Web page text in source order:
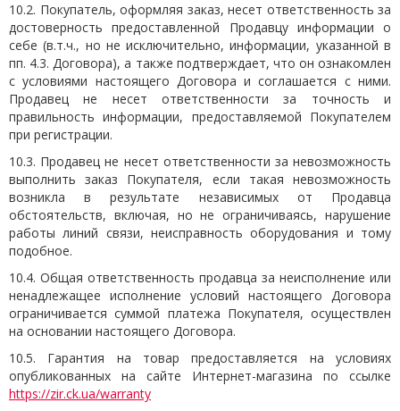
10.2. Покупатель, оформляя заказ, несет ответственность за
достоверность предоставленной Продавцу информации о
себе (в.т.ч., но не исключительно, информации, указанной в
пп. 4.3. Договора), а также подтверждает, что он ознакомлен
с условиями настоящего Договора и соглашается с ними.
Продавец не несет ответственности за точность и
правильность информации, предоставляемой Покупателем
при регистрации.
10.3. Продавец не несет ответственности за невозможность
выполнить заказ Покупателя, если такая невозможность
возникла в результате независимых от Продавца
обстоятельств, включая, но не ограничиваясь, нарушение
работы линий связи, неисправность оборудования и тому
подобное.
10.4. Общая ответственность продавца за неисполнение или
ненадлежащее исполнение условий настоящего Договора
ограничивается суммой платежа Покупателя, осуществлен
на основании настоящего Договора.
10.5. Гарантия на товар предоставляется на условиях
опубликованных на сайте Интернет-магазина по ссылке
https://zir.ck.ua/warranty